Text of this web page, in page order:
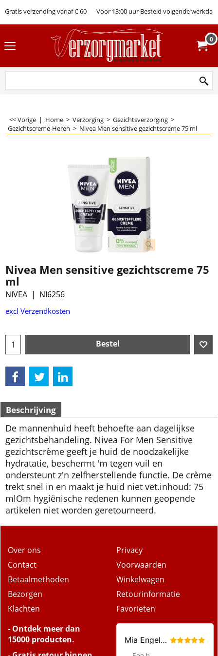
Gratis verzending vanaf € 60 Voor 13:00 uur Besteld volgende werkdag
0
<< Vorige | Home > Verzorging > Gezichtsverzorging >
Gezichtscreme-Heren > Nivea Men sensitive gezichtscreme 75 ml
Nivea Men sensitive gezichtscreme 75
ml
NIVEA NI6256
excl Verzendkosten
Bestel
Beschrijving
De mannenhuid heeft behoefte aan dagelijkse
gezichtsbehandeling. Nivea For Men Sensitive
gezichtscrème geeft je huid de noodzakelijke
hydratatie, beschermt 'm tegen vuil en
ondersteunt z'n zelfherstellende functie. De crème
trekt snel in en maakt je huid niet vet.inhoud: 75
mlOm hygiënische redenen kunnen geopende
artikelen niet worden geretourneerd.
Over ons
Contact
Betaalmethoden
Bezorgen
Klachten
Privacy
Voorwaarden
Winkelwagen
Retourinformatie
Favorieten
- Ontdek meer dan
15000 producten.